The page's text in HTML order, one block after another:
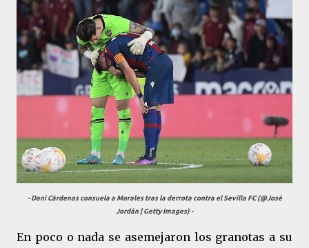
- Dani Cárdenas consuela a Morales tras la derrota contra el Sevilla FC (@José
Jordán | Getty Images) -
En poco o nada se asemejaron los granotas a su